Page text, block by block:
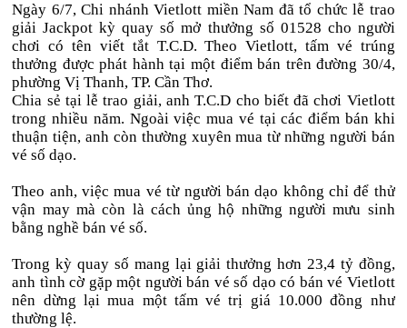
Ngày 6/7, Chi nhánh Vietlott miền Nam đã tổ chức lễ trao
giải Jackpot kỳ quay số mở thưởng số 01528 cho người
chơi có tên viết tắt T.C.D. Theo Vietlott, tấm vé trúng
thưởng được phát hành tại một điểm bán trên đường 30/4,
phường Vị Thanh, TP. Cần Thơ.
Chia sẻ tại lễ trao giải, anh T.C.D cho biết đã chơi Vietlott
trong nhiều năm. Ngoài việc mua vé tại các điểm bán khi
thuận tiện, anh còn thường xuyên mua từ những người bán
vé số dạo.
Theo anh, việc mua vé từ người bán dạo không chỉ để thử
vận may mà còn là cách ủng hộ những người mưu sinh
bằng nghề bán vé số.
Trong kỳ quay số mang lại giải thưởng hơn 23,4 tỷ đồng,
anh tình cờ gặp một người bán vé số dạo có bán vé Vietlott
nên dừng lại mua một tấm vé trị giá 10.000 đồng như
thường lệ.